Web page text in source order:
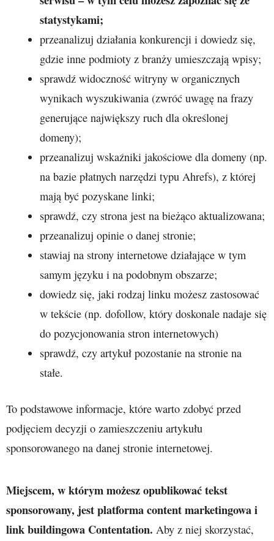
statystykami;
przeanalizuj działania konkurencji i dowiedz się,
gdzie inne podmioty z branży umieszczają wpisy;
sprawdź widoczność witryny w organicznych
wynikach wyszukiwania (zwróć uwagę na frazy
generujące największy ruch dla określonej
domeny);
przeanalizuj wskaźniki jakościowe dla domeny (np.
na bazie płatnych narzędzi typu Ahrefs), z której
mają być pozyskane linki;
sprawdź, czy strona jest na bieżąco aktualizowana;
przeanalizuj opinie o danej stronie;
stawiaj na strony internetowe działające w tym
samym języku i na podobnym obszarze;
dowiedz się, jaki rodzaj linku możesz zastosować
w tekście (np. dofollow, który doskonale nadaje się
do pozycjonowania stron internetowych)
sprawdź, czy artykuł pozostanie na stronie na
stałe.
To podstawowe informacje, które warto zdobyć przed
podjęciem decyzji o zamieszczeniu artykułu
sponsorowanego na danej stronie internetowej.
Miejscem, w którym możesz opublikować tekst
sponsorowany, jest platforma content marketingowa i
link buildingowa Contentation. Aby z niej skorzystać,